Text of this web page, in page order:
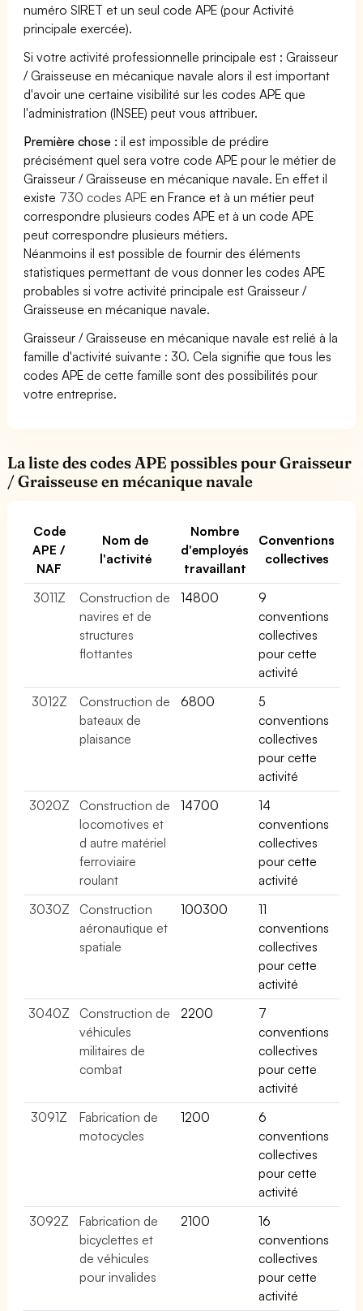
numéro SIRET et un seul code APE (pour Activité
principale exercée).
Si votre activité professionnelle principale est : Graisseur
/ Graisseuse en mécanique navale alors il est important
d'avoir une certaine visibilité sur les codes APE que
l'administration (INSEE) peut vous attribuer.
Première chose : il est impossible de prédire
précisément quel sera votre code APE pour le métier de
Graisseur / Graisseuse en mécanique navale. En effet il
existe 730 codes APE en France et à un métier peut
correspondre plusieurs codes APE et à un code APE
peut correspondre plusieurs métiers.
Néanmoins il est possible de fournir des éléments
statistiques permettant de vous donner les codes APE
probables si votre activité principale est Graisseur /
Graisseuse en mécanique navale.
Graisseur / Graisseuse en mécanique navale est relié à la
famille d'activité suivante : 30. Cela signifie que tous les
codes APE de cette famille sont des possibilités pour
votre entreprise.
La liste des codes APE possibles pour Graisseur
/ Graisseuse en mécanique navale
Code
APE /
NAF
Nom de
l'activité
Nombre
d'employés
travaillant
Conventions
collectives
3011Z
Construction de
navires et de
structures
flottantes
14800
9
conventions
collectives
pour cette
activité
3012Z
Construction de
bateaux de
plaisance
6800
5
conventions
collectives
pour cette
activité
3020Z
Construction de
locomotives et
d autre matériel
ferroviaire
roulant
14700
14
conventions
collectives
pour cette
activité
3030Z
Construction
aéronautique et
spatiale
100300
11
conventions
collectives
pour cette
activité
3040Z
Construction de
véhicules
militaires de
combat
2200
7
conventions
collectives
pour cette
activité
3091Z
Fabrication de
motocycles
1200
6
conventions
collectives
pour cette
activité
3092Z
Fabrication de
bicyclettes et
de véhicules
pour invalides
2100
16
conventions
collectives
pour cette
activité